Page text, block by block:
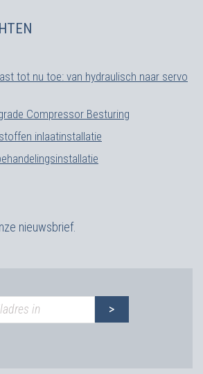
tot nu toe: van hydraulisch naar servo
Compressor Besturing
inlaatinstallatie
nieuwsbrief.